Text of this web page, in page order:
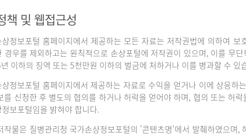
책 및 웹접근성
상정보포털 홈페이지에서 제공하는 모든 자료는 저작권법에 의하여
경우를 제외하고는 원칙적으로 손상포털에 저작권이 있으며, 이를 무
이하의 징역 또는 5천만원 이하의 벌금에 처하거나 이를 병과할 수 있
상정보포털 홈페이지에서 제공하는 자료로 수익을 얻거나 이에 상응하
를 신청한 후 별도의 협의를 하거나 허락을 얻어야 하며, 협의 또는 허
보포털임을 밝혀야 합니다.
작물은 질병관리청 국가손상정보포털의 '콘텐츠명'에서 발췌하였으며,